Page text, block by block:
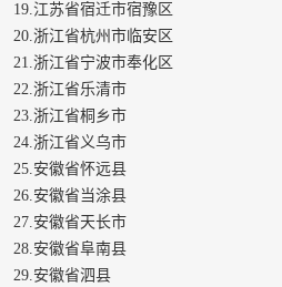
19.江苏省宿迁市宿豫区
20.浙江省杭州市临安区
21.浙江省宁波市奉化区
22.浙江省乐清市
23.浙江省桐乡市
24.浙江省义乌市
25.安徽省怀远县
26.安徽省当涂县
27.安徽省天长市
28.安徽省阜南县
29.安徽省泗县